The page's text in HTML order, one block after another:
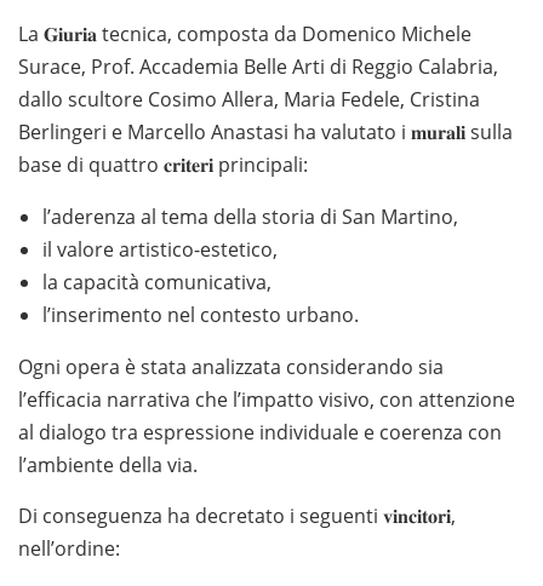
La 𝐆𝐢𝐮𝐫𝐢𝐚 tecnica, composta da Domenico Michele
Surace, Prof. Accademia Belle Arti di Reggio Calabria,
dallo scultore Cosimo Allera, Maria Fedele, Cristina
Berlingeri e Marcello Anastasi ha valutato i 𝐦𝐮𝐫𝐚𝐥𝐢 sulla
base di quattro 𝐜𝐫𝐢𝐭𝐞𝐫𝐢 principali:
l’aderenza al tema della storia di San Martino,
il valore artistico-estetico,
la capacità comunicativa,
l’inserimento nel contesto urbano.
Ogni opera è stata analizzata considerando sia
l’efficacia narrativa che l’impatto visivo, con attenzione
al dialogo tra espressione individuale e coerenza con
l’ambiente della via.
Di conseguenza ha decretato i seguenti 𝐯𝐢𝐧𝐜𝐢𝐭𝐨𝐫𝐢,
nell’ordine: